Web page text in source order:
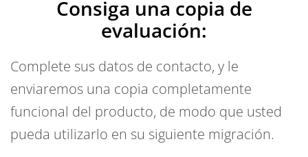
Consiga una copia de
evaluación:
Complete sus datos de contacto, y le
enviaremos una copia completamente
funcional del producto, de modo que usted
pueda utilizarlo en su siguiente migración.